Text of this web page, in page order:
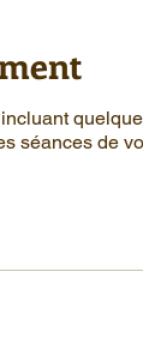
séances de